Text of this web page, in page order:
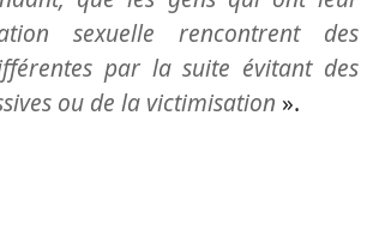
sexuelle rencontrent des
par la suite évitant des
ou de la victimisation ».